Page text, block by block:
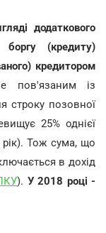
додаткового
(кредиту)
кредитором
пов'язаним із
строку позовної
25% однієї
рік). Тож сума, що
в дохід
). У 2018 році -